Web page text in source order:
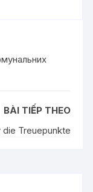
BÀI TIẾP THEO
Treuepunkte